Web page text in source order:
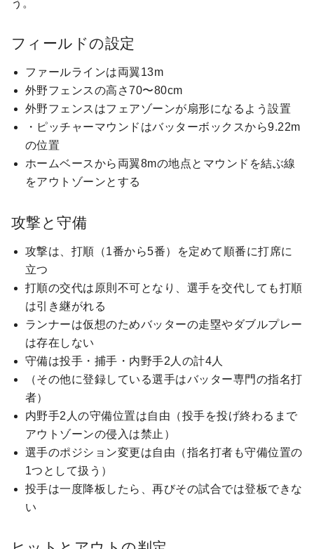
う。
フィールドの設定
ファールラインは両翼13m
外野フェンスの高さ70〜80cm
外野フェンスはフェアゾーンが扇形になるよう設置
・ピッチャーマウンドはバッターボックスから9.22m
の位置
ホームベースから両翼8mの地点とマウンドを結ぶ線
をアウトゾーンとする
攻撃と守備
攻撃は、打順（1番から5番）を定めて順番に打席に
立つ
打順の交代は原則不可となり、選手を交代しても打順
は引き継がれる
ランナーは仮想のためバッターの走塁やダブルプレー
は存在しない
守備は投手・捕手・内野手2人の計4人
（その他に登録している選手はバッター専門の指名打
者）
内野手2人の守備位置は自由（投手を投げ終わるまで
アウトゾーンの侵入は禁止）
選手のポジション変更は自由（指名打者も守備位置の
1つとして扱う）
投手は一度降板したら、再びその試合では登板できな
い